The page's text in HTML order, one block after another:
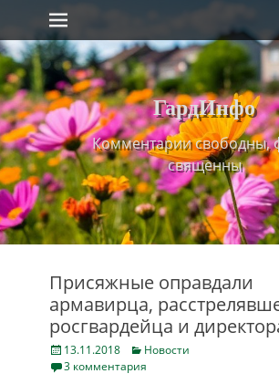
Skip
to
content
Primary Menu
ГардИнфо
Комментарии свободны,
священны
Присяжные оправдали
армавирца,
росгвардейца и
Posted
on
13.11.2018 Categories
Новости
3 комментария